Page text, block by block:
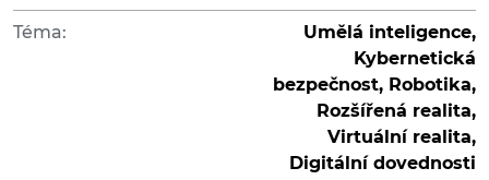
Téma:
Umělá inteligence,
Kybernetická
bezpečnost, Robotika,
Rozšířená realita,
Virtuální realita,
Digitální dovednosti